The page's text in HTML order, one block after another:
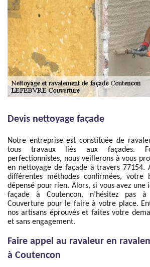
Devis nettoyage façade
Notre entreprise est constituée de
tous travaux liés aux façades.
perfectionnistes, nous veillerons à vous
en nettoyage de façade à travers 77154.
différentes méthodes confirmées, votre
dépensé pour rien. Alors, si vous avez une
façade à Coutencon, n’hésitez pas à
Couverture pour le faire à votre place.
nos artisans éprouvés et faites votre
et sans engagement.
Faire appel au ravaleur en
à Coutencon